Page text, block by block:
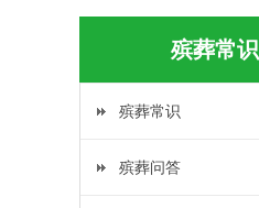
殡葬常识
殡葬常识
殡葬问答